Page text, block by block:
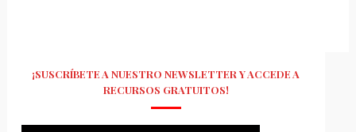
¡SUSCRÍBETE A NUESTRO NEWSLETTER Y ACCEDE A
RECURSOS GRATUITOS!